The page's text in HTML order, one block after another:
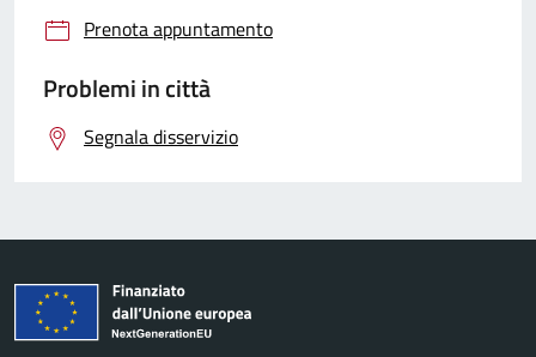
Prenota appuntamento
Problemi in città
Segnala disservizio